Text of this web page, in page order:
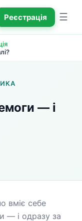
Реєстрація ☰
— і
вміє себе
— і одразу за